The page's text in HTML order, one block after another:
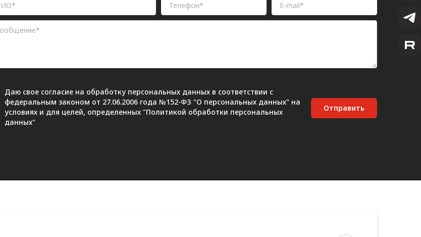
Даю свое согласие на обработку персональных данных в соответствии с
федеральным законом от 27.06.2006 года №152-ФЗ "О персональных данных" на
условиях и для целей, определенных "Политикой обработки персональных
данных"
Отправить